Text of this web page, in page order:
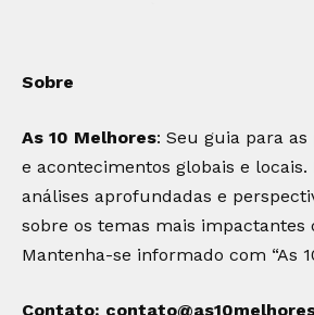
Sobre
As 10 Melhores: Seu guia para
e acontecimentos globais e locais.
análises aprofundadas e
sobre os temas mais impactantes
Mantenha-se informado com “As
Contato: